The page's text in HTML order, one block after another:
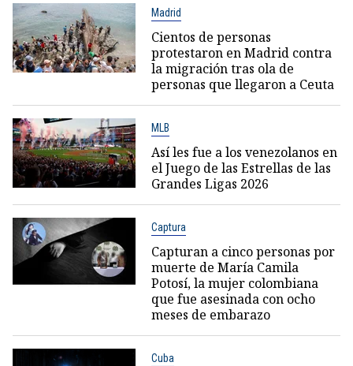
Madrid
Cientos de personas
protestaron en Madrid contra
la migración tras ola de
personas que llegaron a Ceuta
MLB
Así les fue a los venezolanos en
el Juego de las Estrellas de las
Grandes Ligas 2026
Captura
Capturan a cinco personas por
muerte de María Camila
Potosí, la mujer colombiana
que fue asesinada con ocho
meses de embarazo
Cuba